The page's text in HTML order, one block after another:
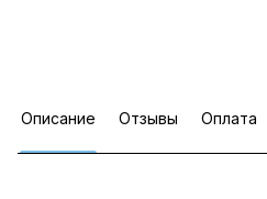
Описание Отзывы Оплата